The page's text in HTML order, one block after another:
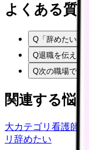
よくある質問
Q 「辞めたい
Q退職を伝える
Q次の職場では
関連する悩
大カテゴリ 看護師の
リ 辞めたい